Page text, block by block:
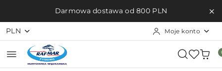
Przejdź do treści głównej
Przejdź do wyszukiwarki
Przejdź do moje konto
Przejdź do menu głównego
Przejdź do stopkiDarmowa dostawa od 800 PLN
PLN Moje konto